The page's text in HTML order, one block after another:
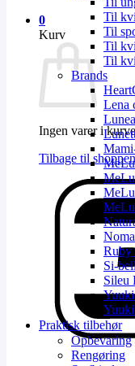
0
Kurv
Ingen varer i
Tilbage til shoppen
Til
Til
Til
Til
Brands
Lena
Ruby
Si-
Sileu
Praktisk tilbehør
Opbevaring
Rengøring